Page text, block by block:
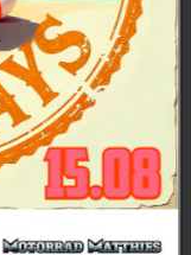
gepflegt und
Nieren
Diese
Thema, da
uns an.
€